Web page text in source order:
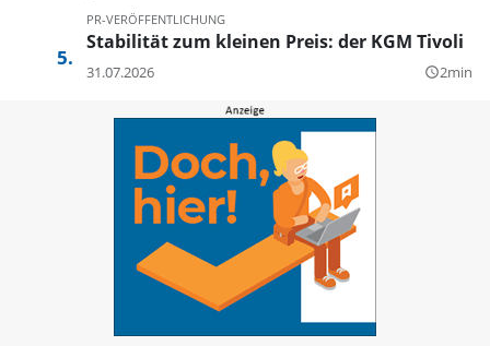
PR-VERÖFFENTLICHUNG
Stabilität zum kleinen Preis: der KGM Tivoli
31.07.2026 query_builder2min